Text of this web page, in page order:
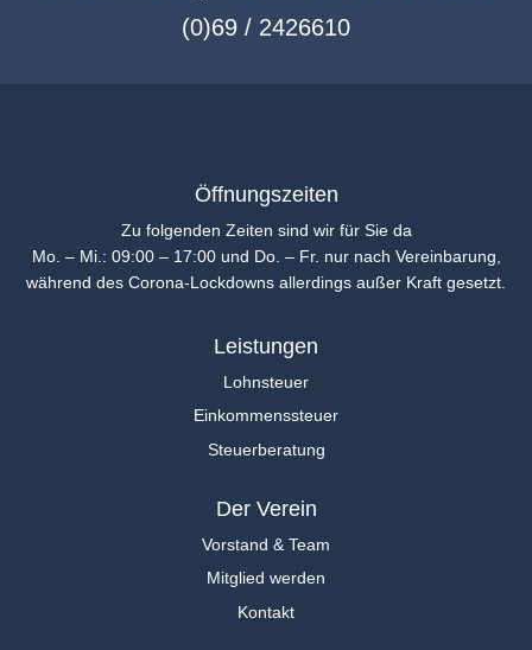
(0)69 / 2426610
Öffnungszeiten
Zu folgenden Zeiten sind wir für Sie da
Mo. – Mi.: 09:00 – 17:00 und Do. – Fr. nur nach Vereinbarung,
während des Corona-Lockdowns allerdings außer Kraft gesetzt.
Leistungen
Lohnsteuer
Einkommenssteuer
Steuerberatung
Der Verein
Vorstand & Team
Mitglied werden
Kontakt